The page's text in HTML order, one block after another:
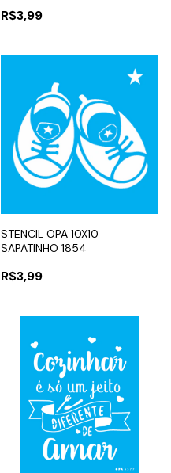
R$3,99
STENCIL OPA 10X10
SAPATINHO 1854
R$3,99